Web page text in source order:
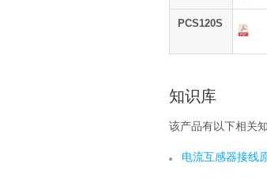
PCS120S
知识库
该产品有以下相关知
电流互感器接线